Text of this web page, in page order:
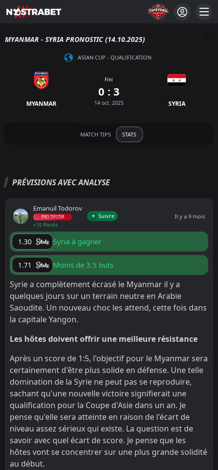
MYANMAR - SYRIA PRONOSTIC (14.10.2025)
ASIAN CUP - QUALIFICATION
MYANMAR
Fini
0 : 3
14 oct. 2025 SYRIA
MATCH TIPS STATS
PRÉVISIONS AVEC ANALYSE
Emanuil Todorov
PRO TIPSTER
+10 Points
Suivre Il y a 9 mois
1.30 Syria à gagner
1.71 Moins de 3.5 buts
Syrie a complètement écrasé le Myanmar il y a
quelques jours sur un terrain neutre en Arabie
Saoudite. Un nouveau choc les attend, cette fois dans
la capitale Yangon.
Les hôtes doivent offrir une meilleure résistance
Après un score de 1:5, l'objectif pour le Myanmar sera
certainement d'être plus solide en défense. Une telle
domination de la Syrie ne peut pas se reproduire,
sachant qu'une nouvelle victoire signifierait une
qualification pour la Coupe d'Asie dans un an. Je
pense qu'elle sera atteinte en raison de l'écart de
niveau assez sérieux qui existe. La question est de
savoir avec quel écart de score. Je pense que les
hôtes vont se concentrer sur une plus grande solidité
au début.